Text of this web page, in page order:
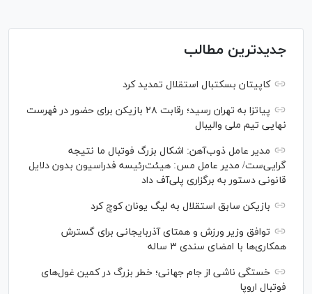
جدیدترین مطالب
کاپیتان بسکتبال استقلال تمدید کرد
پیاتزا به تهران رسید؛ رقابت ۲۸ بازیکن برای حضور در فهرست
نهایی تیم ملی والیبال
مدیر عامل ذوب‌آهن: اشکال بزرگ فوتبال ما نتیجه
گرایی‌ست/ مدیر عامل مس: هیئت‌رئیسه فدراسیون بدون دلایل
قانونی دستور به برگزاری پلی‌آف داد
بازیکن سابق استقلال به لیگ یونان کوچ کرد
توافق وزیر ورزش و همتای آذربایجانی برای گسترش
همکاری‌ها با امضای سندی ۳ ساله
خستگی ناشی از جام جهانی؛ خطر بزرگ در کمین غول‌های
فوتبال اروپا